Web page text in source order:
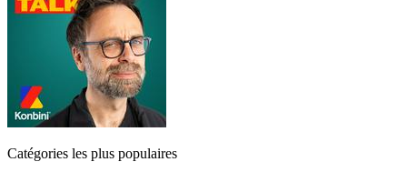
Catégories les plus populaires